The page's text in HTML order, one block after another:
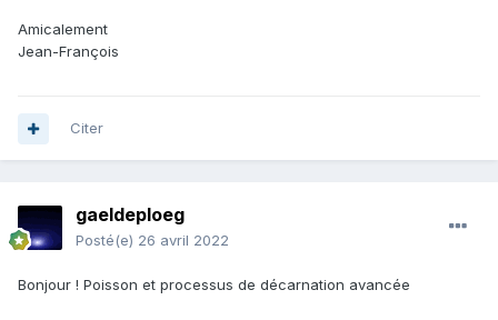
Amicalement
Jean-François
Citer
gaeldeploeg
Posté(e) 26 avril 2022
Bonjour ! Poisson et processus de décarnation avancée